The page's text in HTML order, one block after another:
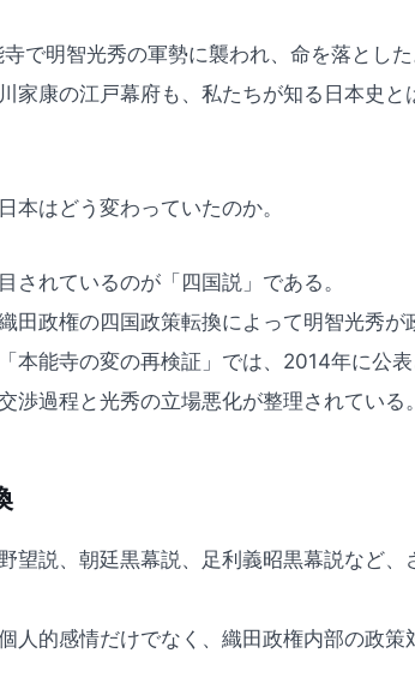
で明智光秀の軍勢に襲われ、命を落とした
家康の江戸幕府も、私たちが知る日本史と
本はどう変わっていたのか。
されているのが「四国説」である。
田政権の四国政策転換によって明智光秀が
本能寺の変の再検証」では、2014年に公
過程と光秀の立場悪化が整理されている。
望説、朝廷黒幕説、足利義昭黒幕説など、
人的感情だけでなく、織田政権内部の政策